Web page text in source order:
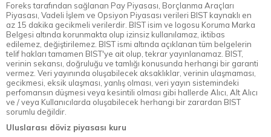
Foreks tarafından sağlanan Pay Piyasası, Borçlanma Araçları
Piyasası, Vadeli İşlem ve Opsiyon Piyasası verileri BIST kaynaklı en
az 15 dakika gecikmeli verilerdir. BIST isim ve logosu Koruma Marka
Belgesi altında korunmakta olup izinsiz kullanılamaz, iktibas
edilemez, değiştirilemez. BIST ismi altında açıklanan tüm belgelerin
telif hakları tamamen BIST'ye ait olup, tekrar yayınlanamaz. BIST,
verinin sekansı, doğruluğu ve tamlığı konusunda herhangi bir garanti
vermez. Veri yayınında oluşabilecek aksaklıklar, verinin ulaşmaması,
gecikmesi, eksik ulaşması, yanlış olması, veri yayın sistemindeki
perfomansın düşmesi veya kesintili olması gibi hallerde Alıcı, Alt Alıcı
ve / veya Kullanıcılarda oluşabilecek herhangi bir zarardan BIST
sorumlu değildir.
Uluslarası döviz piyasası kuru